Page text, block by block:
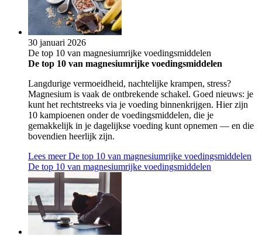
30 januari 2026
De top 10 van magnesiumrijke voedingsmiddelen
De top 10 van magnesiumrijke voedingsmiddelen
Langdurige vermoeidheid, nachtelijke krampen, stress?
Magnesium is vaak de ontbrekende schakel. Goed nieuws: je
kunt het rechtstreeks via je voeding binnenkrijgen. Hier zijn
10 kampioenen onder de voedingsmiddelen, die je
gemakkelijk in je dagelijkse voeding kunt opnemen — en die
bovendien heerlijk zijn.
Lees meerDe top 10 van magnesiumrijke voedingsmiddelen
De top 10 van magnesiumrijke voedingsmiddelen